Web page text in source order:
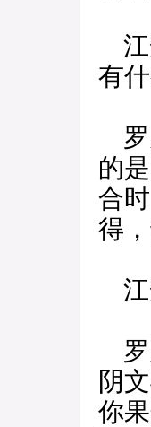
江
有
罗
的
合
得
江
罗
阴
你